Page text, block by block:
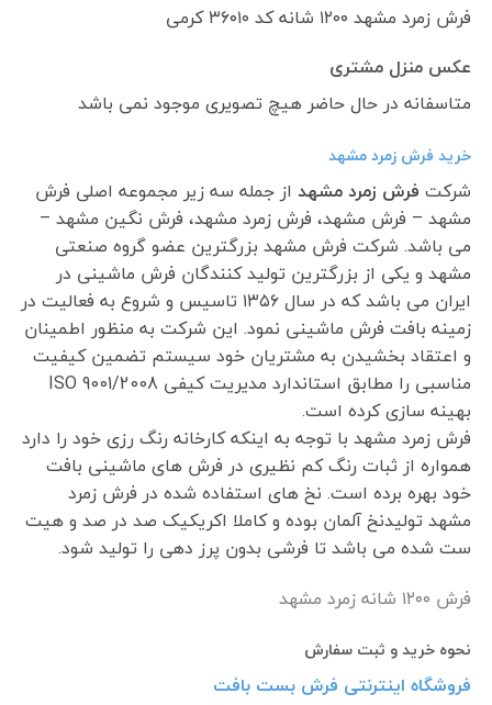
فرش زمرد مشهد ۱۲۰۰ شانه کد ۳۶۰۱۰ کرمی
عکس منزل مشتری
متاسفانه در حال حاضر هیچ تصویری موجود نمی باشد
خرید فرش زمرد مشهد
شرکت فرش زمرد مشهداز جمله سه زیر مجموعه اصلی فرش
مشهد – فرش مشهد، فرش زمرد مشهد، فرش نگین مشهد –
می باشد. شرکت فرش مشهد بزرگترین عضو گروه صنعتی
مشهد و یکی از بزرگترین تولید کنندگان فرش ماشینی در
ایران می باشد که در سال ۱۳۵۶ تاسیس و شروع به فعالیت در
زمینه بافت فرش ماشینی نمود. این شرکت به منظور اطمینان
و اعتقاد بخشیدن به مشتریان خود سیستم تضمین کیفیت
مناسبی را مطابق استاندارد مدیریت کیفی ISO 9001/2008
بهینه سازی کرده است.
فرش زمرد مشهد با توجه به اینکه کارخانه رنگ رزی خود را دارد
همواره از ثبات رنگ کم نظیری در فرش های ماشینی بافت
خود بهره برده است. نخ های استفاده شده در فرش زمرد
مشهد تولیدنخ آلمان بوده و کاملا اکریکیک صد در صد و هیت
ست شده می باشد تا فرشی بدون پرز دهی را تولید شود.
فرش ١٢٠٠ شانه زمرد مشهد
نحوه خرید و ثبت سفارش
فروشگاه اینترنتی فرش بست بافت